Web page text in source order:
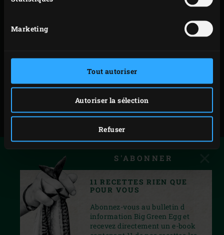
Marketing
Tout autoriser
Autoriser la sélection
Refuser
S'ABONNER
11 RECETTES RIEN QUE
POUR VOUS
Abonnez-vous au bulletin d
information Big Green Egg et
recevez directement un e-book